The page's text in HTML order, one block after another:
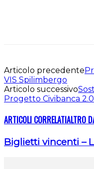
Articolo precedente
VIS Spilimbergo
Articolo successivo
Progetto Civibanca 2.0
ARTICOLI CORRELATIALTRO
Biglietti vincenti –